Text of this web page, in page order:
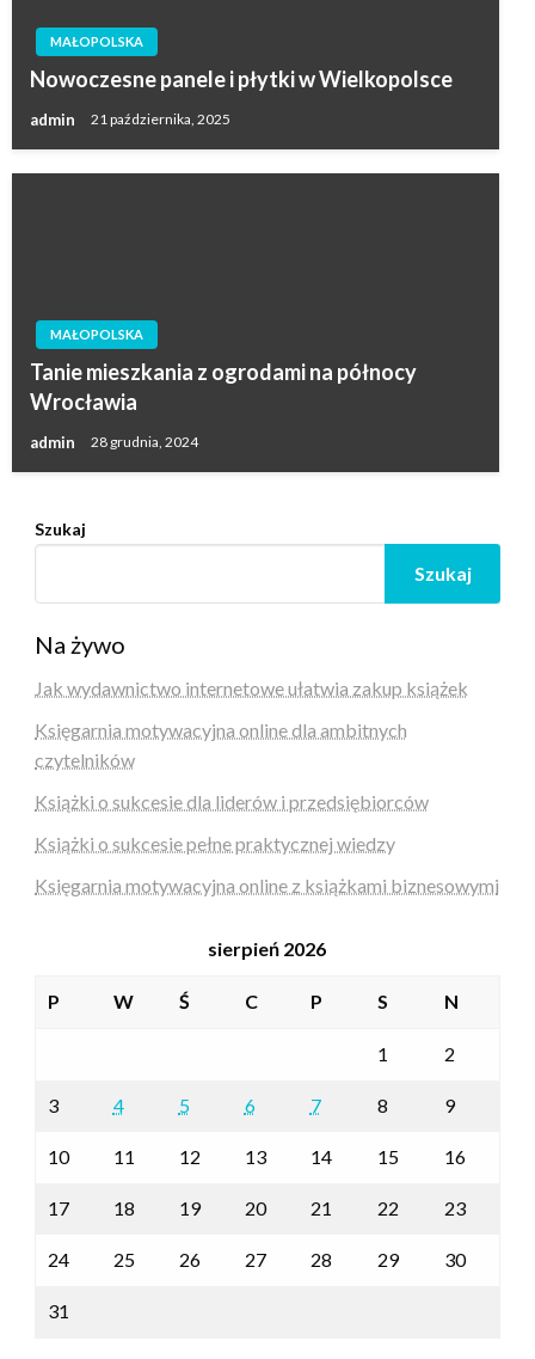
MAŁOPOLSKA
Nowoczesne panele i płytki w Wielkopolsce
admin 21 października, 2025
MAŁOPOLSKA
Tanie mieszkania z ogrodami na północy
Wrocławia
admin 28 grudnia, 2024
Szukaj
Szukaj
Na żywo
Jak wydawnictwo internetowe ułatwia zakup książek
Księgarnia motywacyjna online dla ambitnych
czytelników
Książki o sukcesie dla liderów i przedsiębiorców
Książki o sukcesie pełne praktycznej wiedzy
Księgarnia motywacyjna online z książkami biznesowymi
sierpień 2026
P W Ś C P S N
1 2
3 4 5 6 7 8 9
10 11 12 13 14 15 16
17 18 19 20 21 22 23
24 25 26 27 28 29 30
31